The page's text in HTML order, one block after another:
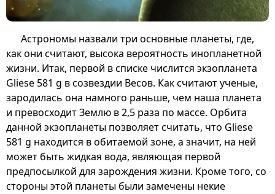
Астрономы назвали три основные планеты, где,
как они считают, высока вероятность инопланетной
жизни. Итак, первой в списке числится экзопланета
Gliese 581 g в созвездии Весов. Как считают ученые,
зародилась она намного раньше, чем наша планета
и превосходит Землю в 2,5 раза по массе. Орбита
данной экзопланеты позволяет считать, что Gliese
581 g находится в обитаемой зоне, а значит, на ней
может быть жидкая вода, являющая первой
предпосылкой для зарождения жизни. Кроме того, со
стороны этой планеты были замечены некие